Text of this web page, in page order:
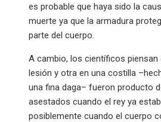
es probable que haya sido la
muerte ya que la armadura
parte del cuerpo.
A cambio, los científicos piensan
lesión y otra en una costilla
una fina daga– fueron producto
asestados cuando el rey ya
posiblemente cuando el cuerpo